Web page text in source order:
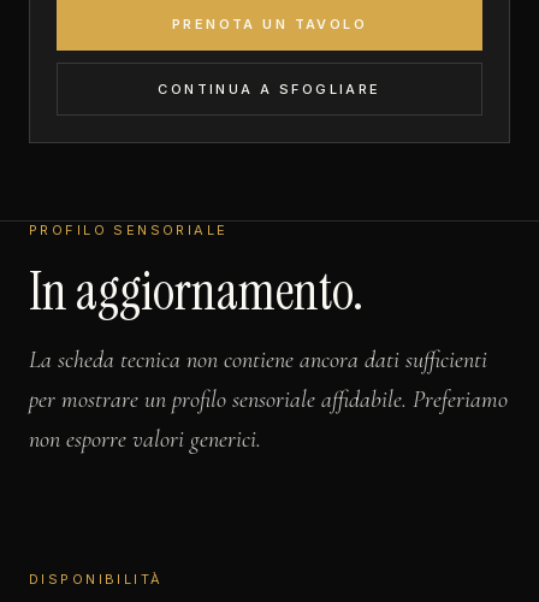
PRENOTA UN TAVOLO
CONTINUA A SFOGLIARE
PROFILO SENSORIALE
In aggiornamento.
La scheda tecnica non contiene ancora dati sufficienti
per mostrare un profilo sensoriale affidabile. Preferiamo
non esporre valori generici.
DISPONIBILITÀ